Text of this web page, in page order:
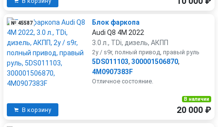
№ 45587
Блок фаркопа
Audi Q8 4M 2022
3.0 л., TDi, дизель, АКПП
2y / s9r, полный привод, правый руль
5DS011103, 300001506870,
4M0907383F
Отличное состояние.
В корзину
В наличии
20 000 ₽